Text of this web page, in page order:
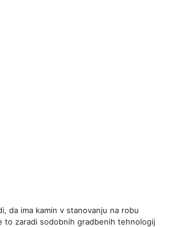
da ima kamin v stanovanju na robu
to zaradi sodobnih gradbenih tehnologij